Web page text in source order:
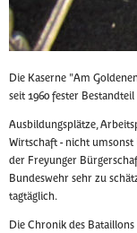
Die Kaserne "Am
seit 1960 fester
Ausbildungsplätze,
Wirtschaft - nicht umsonst
der Freyunger
Bundeswehr sehr zu
tagtäglich.
Die Chronik des